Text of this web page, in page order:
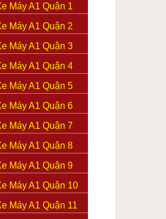
Máy A1 Quận 1
Máy A1 Quận 2
Máy A1 Quận 3
Máy A1 Quận 4
Máy A1 Quận 5
Máy A1 Quận 6
Máy A1 Quận 7
Máy A1 Quận 8
Máy A1 Quận 9
Máy A1 Quận 10
Máy A1 Quận 11